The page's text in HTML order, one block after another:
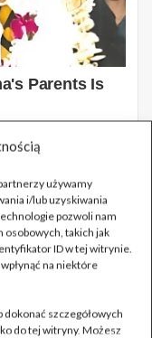
używamy
i/lub uzyskiwania
pozwoli nam
osobowych, takich jak
ID w tej witrynie.
na niektóre
dokonać szczegółowych
do tej witryny. Możesz